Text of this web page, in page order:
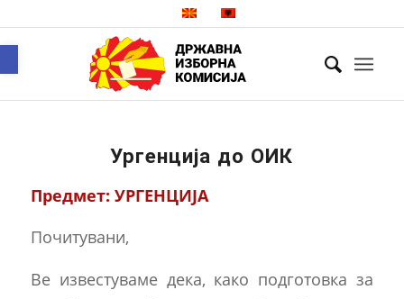
Ургенција до ОИК
Предмет: УРГЕНЦИЈА
Почитувани,
Be известуваме дека, како подготовка за
Open toolbar